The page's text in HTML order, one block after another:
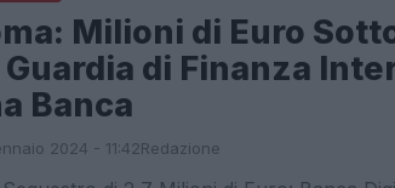
Milioni di Euro
Guardia di Finanza
Banca
2024 - 11:42Redazione